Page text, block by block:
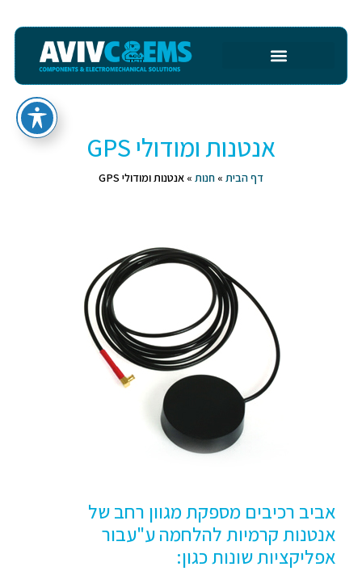
אנטנות ומודולי GPS
דף הבית » חנות » אנטנות ומודולי GPS
אביב רכיבים מספקת מגוון רחב של
אנטנות קרמיות להלחמה ע"עבור
אפליקציות שונות כגון: